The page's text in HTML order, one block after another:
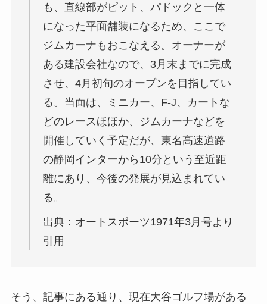
も、直線部がピット、パドックと一体
になった平面舗装になるため、ここで
ジムカーナもおこなえる。オーナーが
ある建設会社なので、3月末までに完成
させ、4月初旬のオープンを目指してい
る。当面は、ミニカー、F-J、カートな
どのレースほほか、ジムカーナなどを
開催していく予定だが、東名高速道路
の静岡インターから10分という至近距
離にあり、今後の発展が見込まれてい
る。
出典：オートスポーツ1971年3月号より
引用
そう、記事にある通り、現在大谷ゴルフ場がある